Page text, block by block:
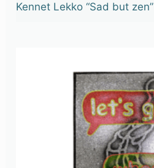
Kennet Lekko “Sad but zen”